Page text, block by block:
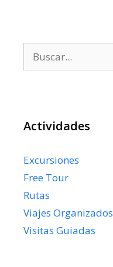
Actividades
Excursiones
Free Tour
Rutas
Viajes Organizados
Visitas Guiadas